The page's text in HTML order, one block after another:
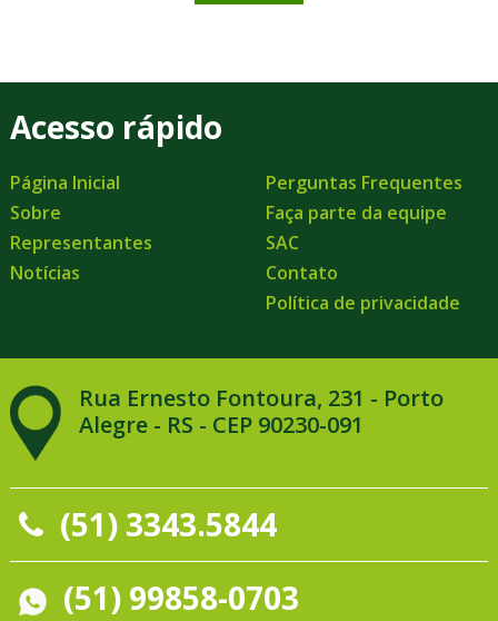
Acesso rápido
Página Inicial
Sobre
Representantes
Notícias
Perguntas Frequentes
Faça parte da equipe
SAC
Contato
Política de privacidade
Rua Ernesto Fontoura, 231 - Porto
Alegre - RS - CEP 90230-091
(51) 3343.5844
(51) 99858-0703